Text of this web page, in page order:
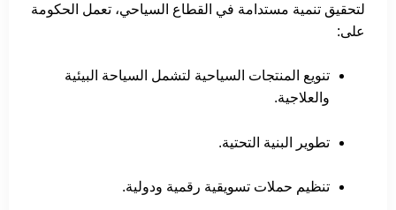
لتحقيق تنمية مستدامة في القطاع السياحي، تعمل الحكومة
على:
تنويع المنتجات السياحية لتشمل السياحة البيئية
والعلاجية.
تطوير البنية التحتية.
تنظيم حملات تسويقية رقمية ودولية.